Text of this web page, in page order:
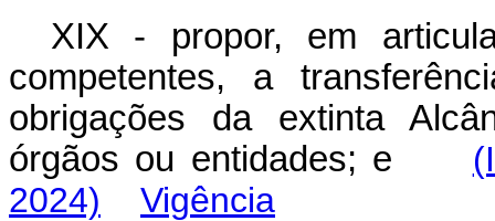
XIX - propor, em
competentes, a
obrigações da extinta
órgãos ou entidades; e
2024)
Vigência